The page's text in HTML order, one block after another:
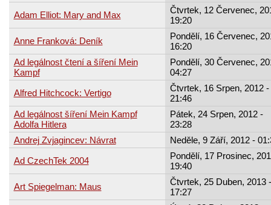
Adam Elliot: Mary and Max
Čtvrtek, 12 Červenec,
19:20
Anne Franková: Deník
Pondělí, 16 Červenec,
16:20
Ad legálnost čtení a šíření Mein
Kampf
Pondělí, 30 Červenec,
04:27
Alfred Hitchcock: Vertigo
Čtvrtek, 16 Srpen, 2012 -
21:46
Ad legálnost šíření Mein Kampf
Adolfa Hitlera
Pátek, 24 Srpen, 2012 -
23:28
Andrej Zvjagincev: Návrat
Neděle, 9 Září, 2012 -
Ad CzechTek 2004
Pondělí, 17 Prosinec,
19:40
Art Spiegelman: Maus
Čtvrtek, 25 Duben, 2013 -
17:27